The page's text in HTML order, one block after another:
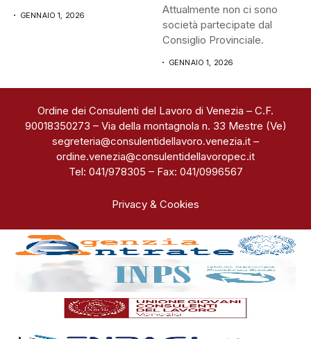
GENNAIO 1, 2026
Attualmente non ci sono
società partecipate dal
Consiglio Provinciale.
GENNAIO 1, 2026
Ordine dei Consulenti del Lavoro di Venezia – C.F.
90018350273 – Via della montagnola n. 33 Mestre (Ve)
segreteria@consulentidellavoro.venezia.it –
ordine.venezia@consulentidellavoropec.it
Tel: 041/978305 – Fax: 041/0996567
Privacy & Cookies